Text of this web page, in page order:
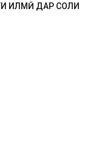
ИЛМӢ ДАР СОЛИ